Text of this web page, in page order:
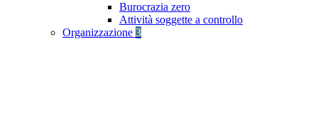
Burocrazia zero
Attività soggette a controllo
Organizzazione 3